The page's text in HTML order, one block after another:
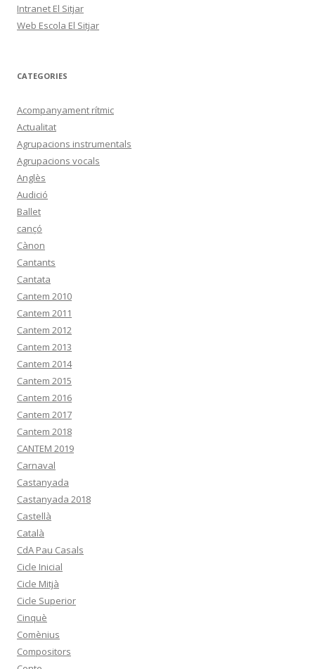
Intranet El Sitjar
Web Escola El Sitjar
CATEGORIES
Acompanyament rítmic
Actualitat
Agrupacions instrumentals
Agrupacions vocals
Anglès
Audició
Ballet
cançó
Cànon
Cantants
Cantata
Cantem 2010
Cantem 2011
Cantem 2012
Cantem 2013
Cantem 2014
Cantem 2015
Cantem 2016
Cantem 2017
Cantem 2018
CANTEM 2019
Carnaval
Castanyada
Castanyada 2018
Castellà
Català
CdA Pau Casals
Cicle Inicial
Cicle Mitjà
Cicle Superior
Cinquè
Comènius
Compositors